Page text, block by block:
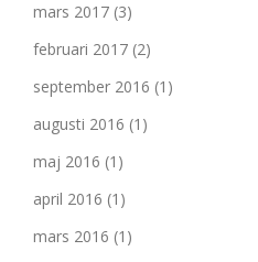
mars 2017 (3)
februari 2017 (2)
september 2016 (1)
augusti 2016 (1)
maj 2016 (1)
april 2016 (1)
mars 2016 (1)